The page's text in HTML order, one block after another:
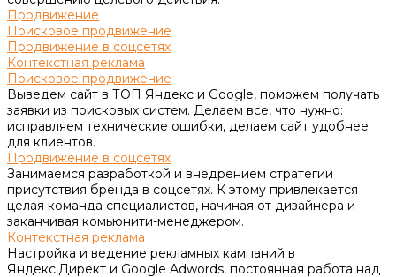
Продвижение
Поисковое продвижение
Продвижение в соцсетях
Контекстная реклама
Поисковое продвижение
Выведем сайт в ТОП Яндекс и Google, поможем получать
заявки из поисковых систем. Делаем все, что нужно:
исправляем технические ошибки, делаем сайт удобнее
для клиентов.
Продвижение в соцсетях
Занимаемся разработкой и внедрением стратегии
присутствия бренда в соцсетях. К этому привлекается
целая команда специалистов, начиная от дизайнера и
заканчивая комьюнити-менеджером.
Контекстная реклама
Настройка и ведение рекламных кампаний в
Яндекс.Директ и Google Adwords, постоянная работа над